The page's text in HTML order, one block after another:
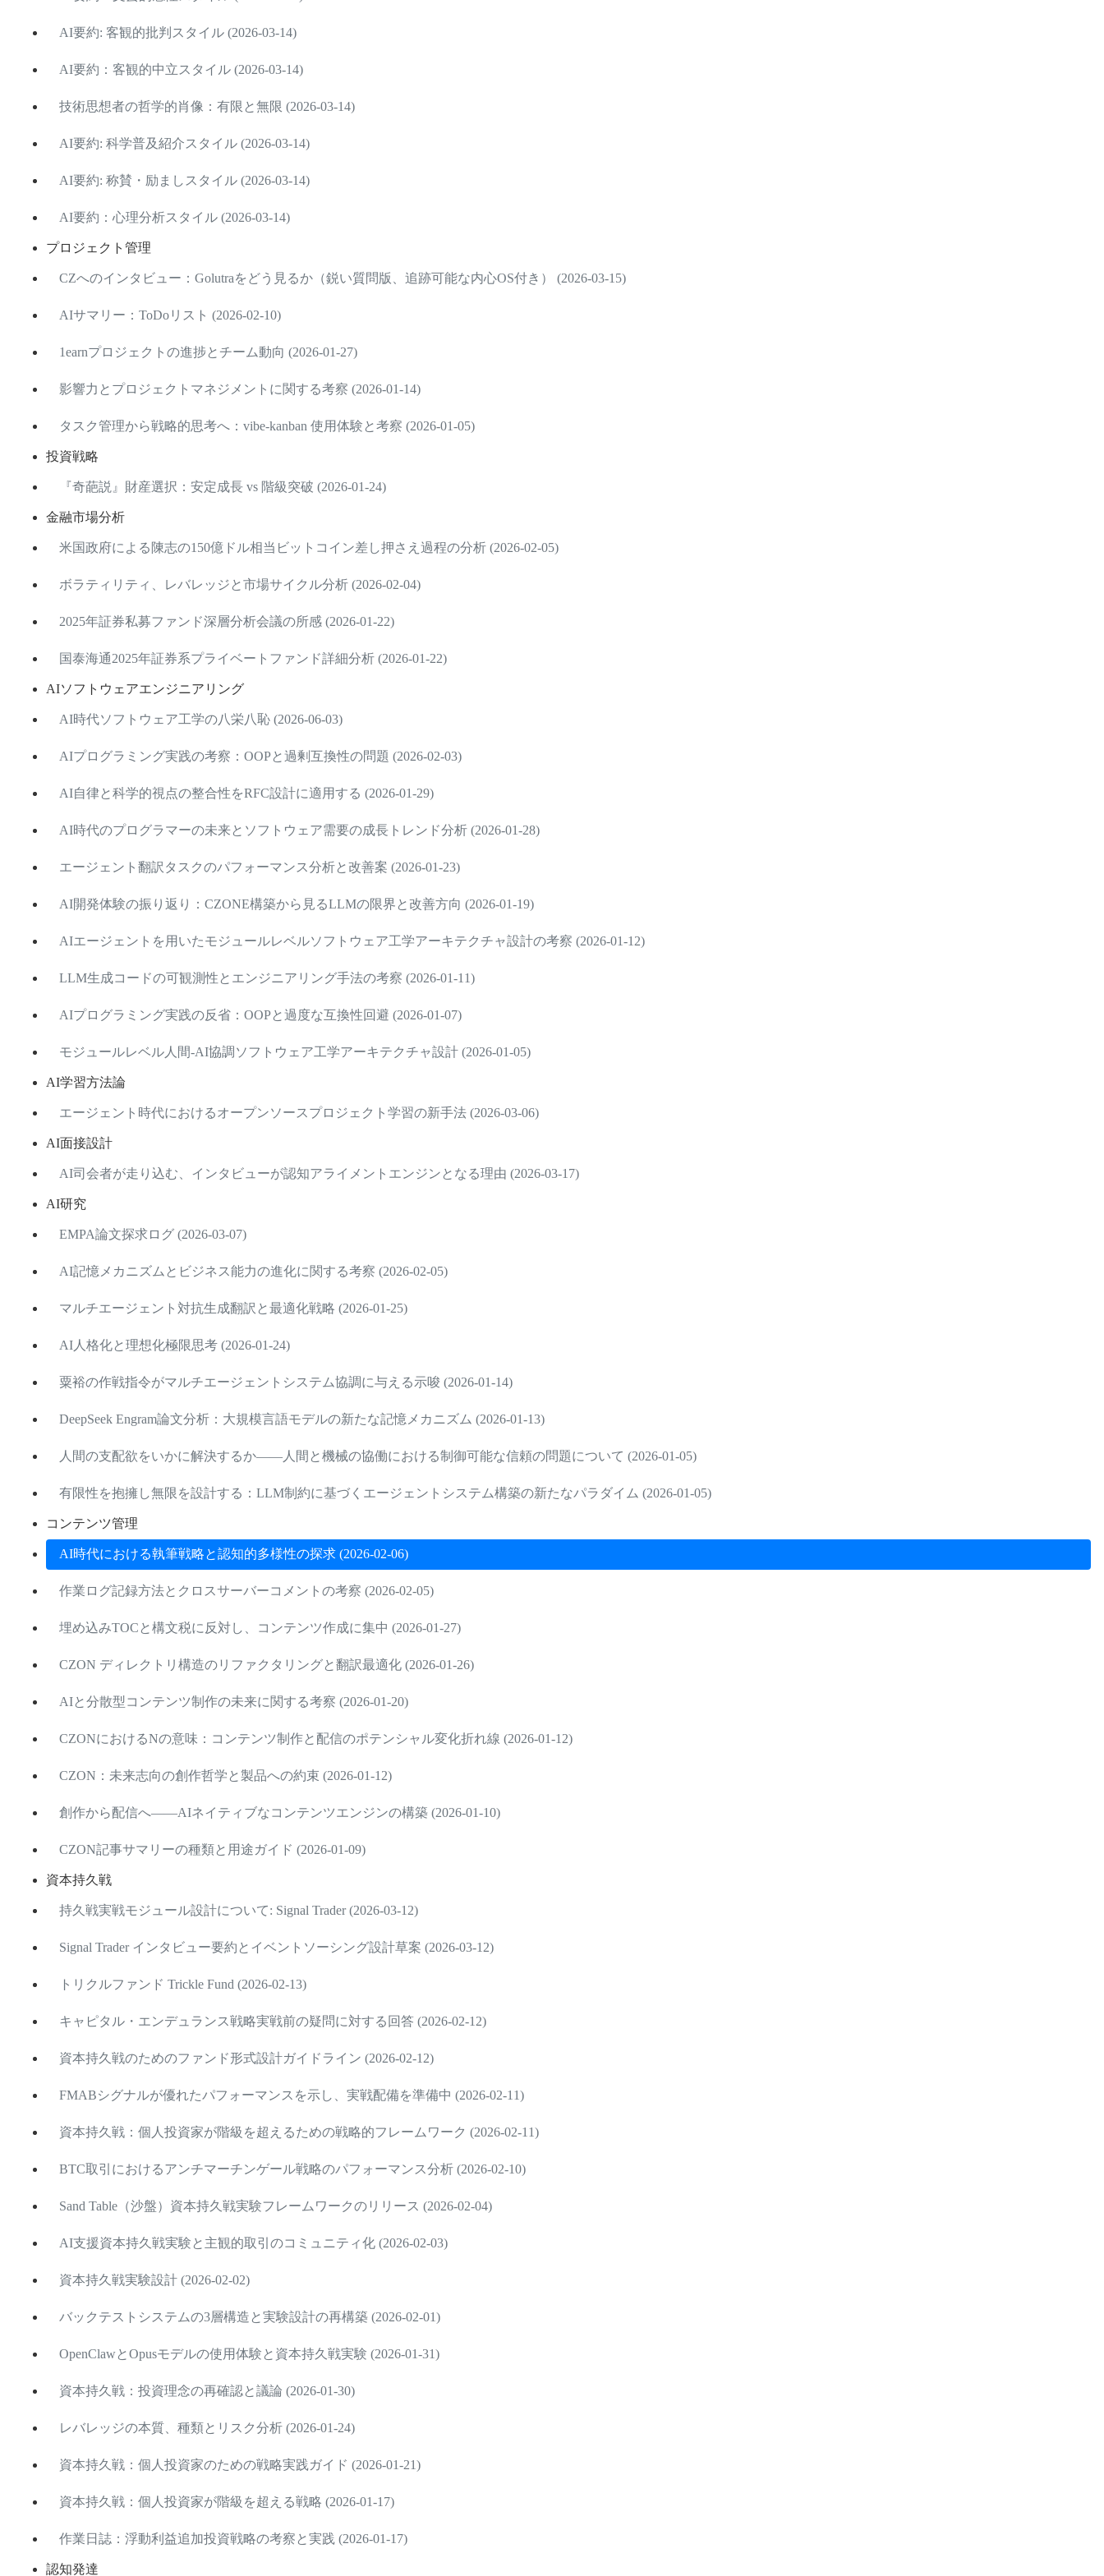
AI要約: 客観的批判スタイル (2026-03-14)
AI要約：客観的中立スタイル (2026-03-14)
技術思想者の哲学的肖像：有限と無限 (2026-03-14)
AI要約: 科学普及紹介スタイル (2026-03-14)
AI要約: 称賛・励ましスタイル (2026-03-14)
AI要約：心理分析スタイル (2026-03-14)
プロジェクト管理
CZへのインタビュー：Golutraをどう見るか（鋭い質問版、追跡可能な内心OS付き） (2026-03-15)
AIサマリー：ToDoリスト (2026-02-10)
1earnプロジェクトの進捗とチーム動向 (2026-01-27)
影響力とプロジェクトマネジメントに関する考察 (2026-01-14)
タスク管理から戦略的思考へ：vibe-kanban 使用体験と考察 (2026-01-05)
投資戦略
『奇葩説』財産選択：安定成長 vs 階級突破 (2026-01-24)
金融市場分析
米国政府による陳志の150億ドル相当ビットコイン差し押さえ過程の分析 (2026-02-05)
ボラティリティ、レバレッジと市場サイクル分析 (2026-02-04)
2025年証券私募ファンド深層分析会議の所感 (2026-01-22)
国泰海通2025年証券系プライベートファンド詳細分析 (2026-01-22)
AIソフトウェアエンジニアリング
AI時代ソフトウェア工学の八栄八恥 (2026-06-03)
AIプログラミング実践の考察：OOPと過剰互換性の問題 (2026-02-03)
AI自律と科学的視点の整合性をRFC設計に適用する (2026-01-29)
AI時代のプログラマーの未来とソフトウェア需要の成長トレンド分析 (2026-01-28)
エージェント翻訳タスクのパフォーマンス分析と改善案 (2026-01-23)
AI開発体験の振り返り：CZONE構築から見るLLMの限界と改善方向 (2026-01-19)
AIエージェントを用いたモジュールレベルソフトウェア工学アーキテクチャ設計の考察 (2026-01-12)
LLM生成コードの可観測性とエンジニアリング手法の考察 (2026-01-11)
AIプログラミング実践の反省：OOPと過度な互換性回避 (2026-01-07)
モジュールレベル人間-AI協調ソフトウェア工学アーキテクチャ設計 (2026-01-05)
AI学習方法論
エージェント時代におけるオープンソースプロジェクト学習の新手法 (2026-03-06)
AI面接設計
AI司会者が走り込む、インタビューが認知アライメントエンジンとなる理由 (2026-03-17)
AI研究
EMPA論文探求ログ (2026-03-07)
AI記憶メカニズムとビジネス能力の進化に関する考察 (2026-02-05)
マルチエージェント対抗生成翻訳と最適化戦略 (2026-01-25)
AI人格化と理想化極限思考 (2026-01-24)
粟裕の作戦指令がマルチエージェントシステム協調に与える示唆 (2026-01-14)
DeepSeek Engram論文分析：大規模言語モデルの新たな記憶メカニズム (2026-01-13)
人間の支配欲をいかに解決するか——人間と機械の協働における制御可能な信頼の問題について (2026-01-05)
有限性を抱擁し無限を設計する：LLM制約に基づくエージェントシステム構築の新たなパラダイム (2026-01-05)
コンテンツ管理
AI時代における執筆戦略と認知的多様性の探求 (2026-02-06)
作業ログ記録方法とクロスサーバーコメントの考察 (2026-02-05)
埋め込みTOCと構文税に反対し、コンテンツ作成に集中 (2026-01-27)
CZON ディレクトリ構造のリファクタリングと翻訳最適化 (2026-01-26)
AIと分散型コンテンツ制作の未来に関する考察 (2026-01-20)
CZONにおけるNの意味：コンテンツ制作と配信のポテンシャル変化折れ線 (2026-01-12)
CZON：未来志向の創作哲学と製品への約束 (2026-01-12)
創作から配信へ――AIネイティブなコンテンツエンジンの構築 (2026-01-10)
CZON記事サマリーの種類と用途ガイド (2026-01-09)
資本持久戦
持久戦実戦モジュール設計について: Signal Trader (2026-03-12)
Signal Trader インタビュー要約とイベントソーシング設計草案 (2026-03-12)
トリクルファンド Trickle Fund (2026-02-13)
キャピタル・エンデュランス戦略実戦前の疑問に対する回答 (2026-02-12)
資本持久戦のためのファンド形式設計ガイドライン (2026-02-12)
FMABシグナルが優れたパフォーマンスを示し、実戦配備を準備中 (2026-02-11)
資本持久戦：個人投資家が階級を超えるための戦略的フレームワーク (2026-02-11)
BTC取引におけるアンチマーチンゲール戦略のパフォーマンス分析 (2026-02-10)
Sand Table（沙盤）資本持久戦実験フレームワークのリリース (2026-02-04)
AI支援資本持久戦実験と主観的取引のコミュニティ化 (2026-02-03)
資本持久戦実験設計 (2026-02-02)
バックテストシステムの3層構造と実験設計の再構築 (2026-02-01)
OpenClawとOpusモデルの使用体験と資本持久戦実験 (2026-01-31)
資本持久戦：投資理念の再確認と議論 (2026-01-30)
レバレッジの本質、種類とリスク分析 (2026-01-24)
資本持久戦：個人投資家のための戦略実践ガイド (2026-01-21)
資本持久戦：個人投資家が階級を超える戦略 (2026-01-17)
作業日誌：浮動利益追加投資戦略の考察と実践 (2026-01-17)
認知発達